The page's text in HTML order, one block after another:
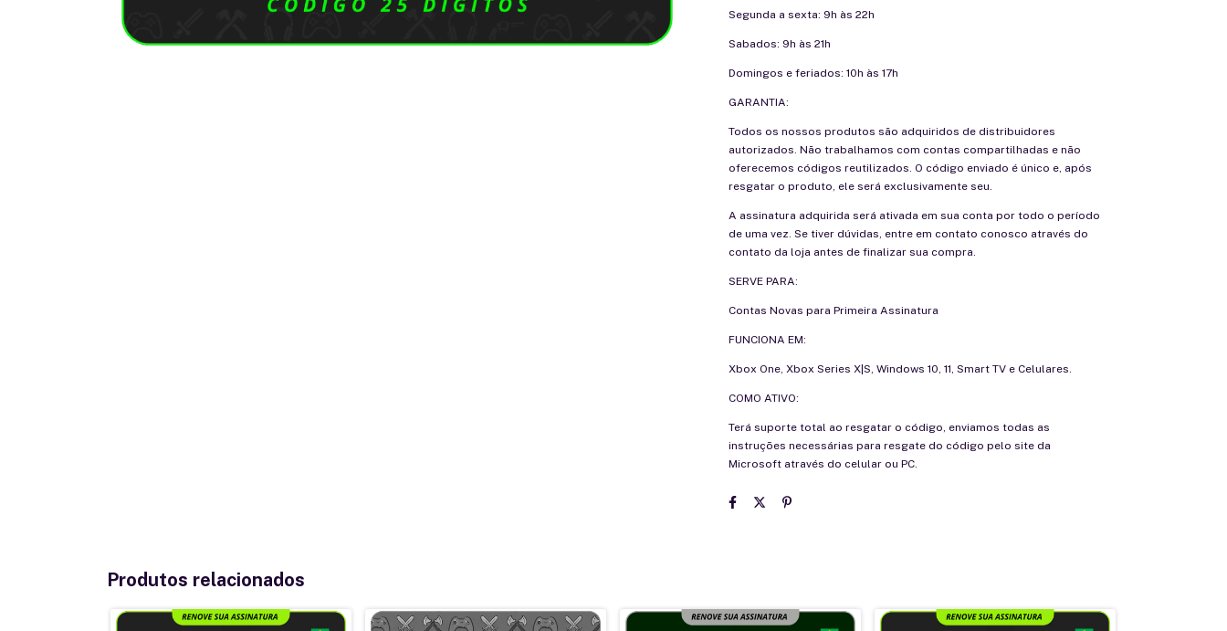
Segunda a sexta: 9h às 22h
Sabados: 9h às 21h
Domingos e feriados: 10h às 17h
GARANTIA:
Todos os nossos produtos são adquiridos de distribuidores
autorizados. Não trabalhamos com contas compartilhadas e não
oferecemos códigos reutilizados. O código enviado é único e, após
resgatar o produto, ele será exclusivamente seu.
A assinatura adquirida será ativada em sua conta por todo o período
de uma vez. Se tiver dúvidas, entre em contato conosco através do
contato da loja antes de finalizar sua compra.
SERVE PARA:
Contas Novas para Primeira Assinatura
FUNCIONA EM:
Xbox One, Xbox Series X|S, Windows 10, 11, Smart TV e Celulares.
COMO ATIVO:
Terá suporte total ao resgatar o código, enviamos todas as
instruções necessárias para resgate do código pelo site da
Microsoft através do celular ou PC.
Produtos relacionados